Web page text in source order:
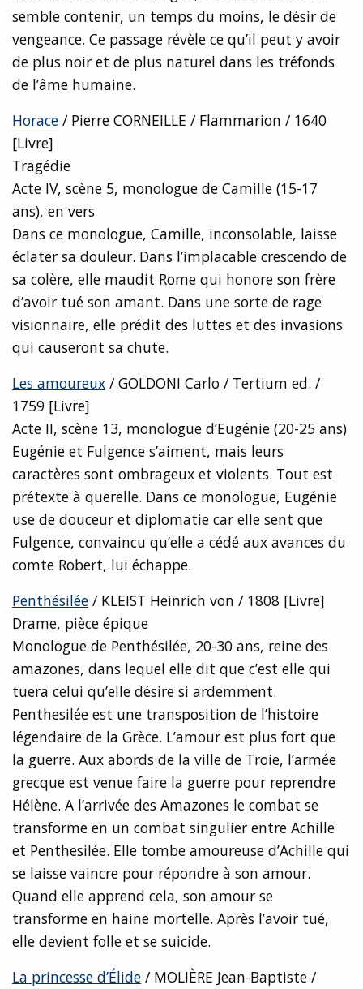
semble contenir, un temps du moins, le désir de
vengeance. Ce passage révèle ce qu’il peut y avoir
de plus noir et de plus naturel dans les tréfonds
de l’âme humaine.
Horace / Pierre CORNEILLE / Flammarion / 1640
[Livre]
Tragédie
Acte IV, scène 5, monologue de Camille (15-17
ans), en vers
Dans ce monologue, Camille, inconsolable, laisse
éclater sa douleur. Dans l’implacable crescendo de
sa colère, elle maudit Rome qui honore son frère
d’avoir tué son amant. Dans une sorte de rage
visionnaire, elle prédit des luttes et des invasions
qui causeront sa chute.
Les amoureux / GOLDONI Carlo / Tertium ed. /
1759 [Livre]
Acte II, scène 13, monologue d’Eugénie (20-25 ans)
Eugénie et Fulgence s’aiment, mais leurs
caractères sont ombrageux et violents. Tout est
prétexte à querelle. Dans ce monologue, Eugénie
use de douceur et diplomatie car elle sent que
Fulgence, convaincu qu’elle a cédé aux avances du
comte Robert, lui échappe.
Penthésilée / KLEIST Heinrich von / 1808 [Livre]
Drame, pièce épique
Monologue de Penthésilée, 20-30 ans, reine des
amazones, dans lequel elle dit que c’est elle qui
tuera celui qu’elle désire si ardemment.
Penthesilée est une transposition de l’histoire
légendaire de la Grèce. L’amour est plus fort que
la guerre. Aux abords de la ville de Troie, l’armée
grecque est venue faire la guerre pour reprendre
Hélène. A l’arrivée des Amazones le combat se
transforme en un combat singulier entre Achille
et Penthesilée. Elle tombe amoureuse d’Achille qui
se laisse vaincre pour répondre à son amour.
Quand elle apprend cela, son amour se
transforme en haine mortelle. Après l’avoir tué,
elle devient folle et se suicide.
La princesse d’Élide / MOLIÈRE Jean-Baptiste /